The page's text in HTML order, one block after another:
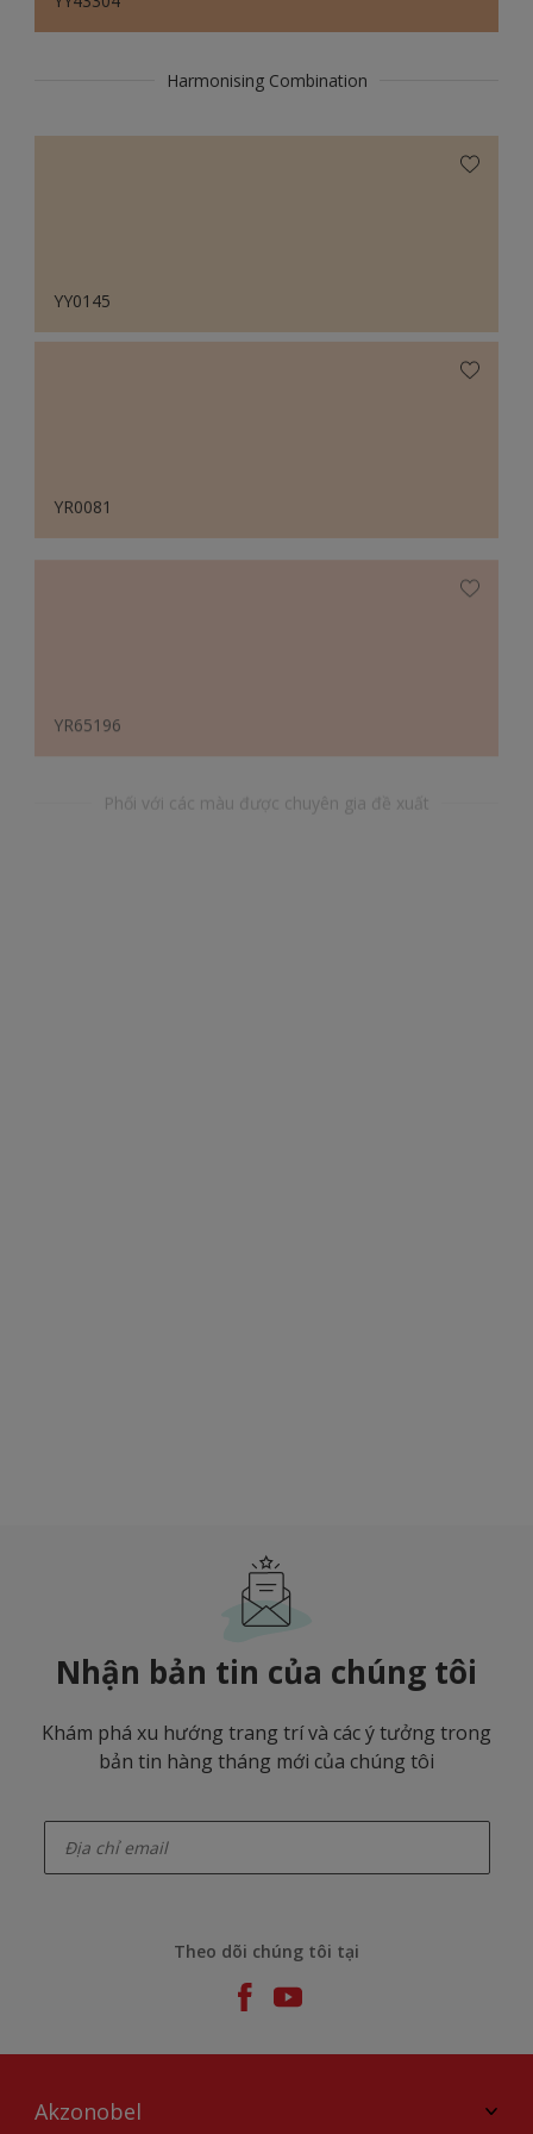
Harmonising Combination
YY0145
YR0081
Nhận bản tin của chúng tôi
Khám phá xu hướng trang trí và các ý tưởng trong
bản tin hàng tháng mới của chúng tôi
Theo dõi chúng tôi tại
Akzonobel